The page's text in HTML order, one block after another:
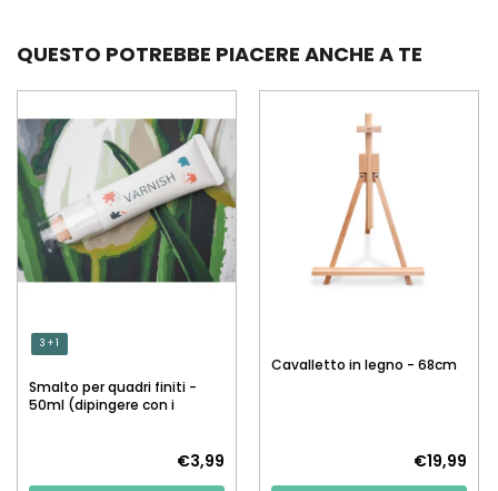
QUESTO POTREBBE PIACERE ANCHE A TE
3 + 1
Smalto per quadri finiti -
50ml (dipingere con i
€3,99
Cavalletto in legno - 68cm
€19,99